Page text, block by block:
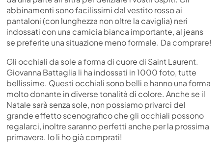
abbinamenti sono facilissimi dal vestito rosso ai
pantaloni (con lunghezza non oltre la caviglia) neri
indossati con una camicia bianca importante, al jeans
se preferite una situazione meno formale. Da comprare!
Gli occhiali da sole a forma di cuore di Saint Laurent.
Giovanna Battaglia li ha indossati in 1000 foto, tutte
bellissime. Questi occhiali sono belli e hanno una forma
molto donante in diverse tonalità di colore. Anche se il
Natale sarà senza sole, non possiamo privarci del
grande effetto scenografico che gli occhiali possono
regalarci, inoltre saranno perfetti anche per la prossima
primavera. Io li ho già comprati!